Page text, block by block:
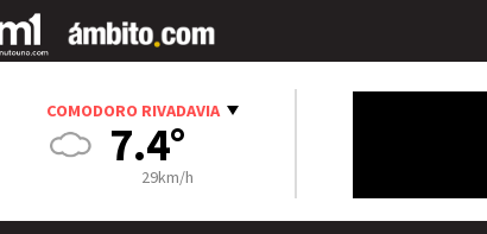
COMODORO RIVADAVIA
7.4°
29km/h